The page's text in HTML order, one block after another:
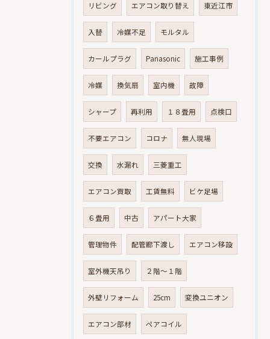
リビング エアコン取り替え 東近江市
入替 冷媒不足 モルタル
カールプラグ Panasonic 施工事例
冷媒 換気扇 室内機 故障
シャープ 再利用 １８畳用 点検口
不要エアコン コロナ 無人現場
交換 水漏れ 三菱重工
エアコン買取 工賃無料 ビケ足場
６畳用 中古 アパート大家
管理物件 配管廊下渡し エアコン移設
室外機天吊り ２階～１階
外壁リフォーム 25cm 変換ユニオン
エアコン部材 ペアコイル